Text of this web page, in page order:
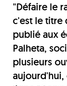
"Défaire le
c'est le titre
publié aux
Palheta,
plusieurs
aujourd'hui,